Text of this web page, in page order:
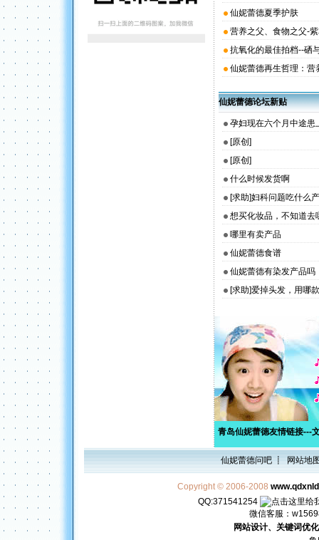
仙妮蕾德夏季护肤
营养之父、食物之父-
抗氧化的最佳拍档--硒
仙妮蕾德再生哲理：营
仙妮蕾德论坛新贴
孕妇现在六个月中途患
[原创]
[原创]
什么时候发货啊
[求助]妇科问题吃什么
想买化妆品，不知道去
哪里有卖产品
仙妮蕾德食谱
仙妮蕾德有染发产品吗
[求助]爱掉头发，用哪
青岛仙妮蕾德友情链接---
仙妮蕾德问吧┋网站地
Copyright © 2006-2008
QQ:371541254
微信客服：
网站设计、关键词优